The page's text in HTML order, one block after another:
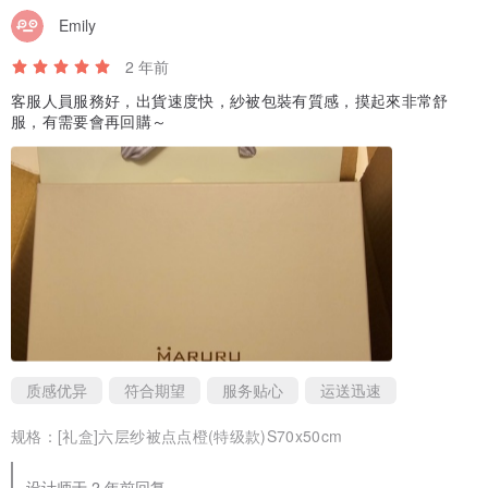
尺寸 |
(M) 约70*100cm(新生儿/小童被/汽座/推车使用)
产地 | 日本制
加购 |
Emily
2 年前
客服人員服務好，出貨速度快，紗被包裝有質感，摸起來非常舒
服，有需要會再回購～
质感优异 符合期望 服务贴心 运送迅速
规格： [礼盒]六层纱被点点橙(特级款)S70x50cm